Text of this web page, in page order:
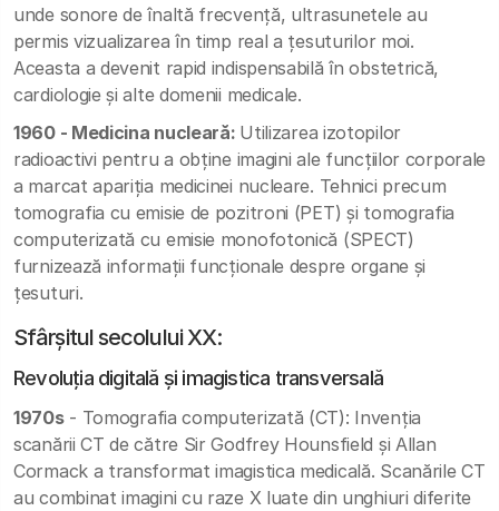
unde sonore de înaltă frecvență, ultrasunetele au
permis vizualizarea în timp real a țesuturilor moi.
Aceasta a devenit rapid indispensabilă în obstetrică,
cardiologie și alte domenii medicale.
1960 - Medicina nucleară: Utilizarea izotopilor
radioactivi pentru a obține imagini ale funcțiilor corporale
a marcat apariția medicinei nucleare. Tehnici precum
tomografia cu emisie de pozitroni (PET) și tomografia
computerizată cu emisie monofotonică (SPECT)
furnizează informații funcționale despre organe și
țesuturi.
Sfârșitul secolului XX:
Revoluția digitală și imagistica transversală
1970s- Tomografia computerizată (CT): Invenția
scanării CT de către Sir Godfrey Hounsfield și Allan
Cormack a transformat imagistica medicală. Scanările CT
au combinat imagini cu raze X luate din unghiuri diferite